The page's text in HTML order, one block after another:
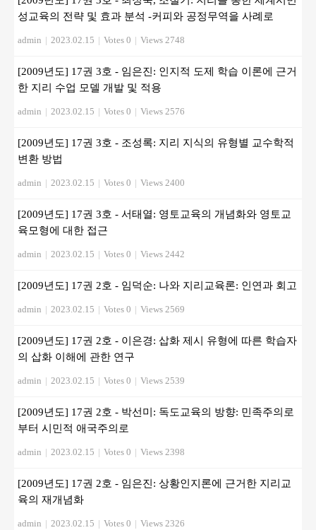
성교육의 전략 및 효과 분석 -커피와 공정무역을 사례로
admin | 2023.02.15 | Votes 0 | Views 2748
[2009년도] 17권 3호 - 임은진: 인지적 도제 학습 이론에 근거
한 지리 수업 모델 개발 및 적용
admin | 2023.02.15 | Votes 0 | Views 2576
[2009년도] 17권 3호 - 조성록: 지리 지식의 유형별 교수학적
변환 방법
admin | 2023.02.15 | Votes 0 | Views 2400
[2009년도] 17권 3호 - 서태열: 영토교육의 개념화와 영토교
육모형에 대한 접근
admin | 2023.02.15 | Votes 0 | Views 2442
[2009년도] 17권 2호 - 임덕순: 나와 지리교육론: 인연과 회고
admin | 2023.02.15 | Votes 0 | Views 2569
[2009년도] 17권 2호 - 이은경: 삽화 제시 유형에 따른 학습자
의 삽화 이해에 관한 연구
admin | 2023.02.15 | Votes 0 | Views 2539
[2009년도] 17권 2호 - 박선미: 독도교육의 방향: 민족주의로
부터 시민적 애국주의로
admin | 2023.02.15 | Votes 0 | Views 2398
[2009년도] 17권 2호 - 임은진: 상황인지론에 근거한 지리교
육의 재개념화
admin | 2023.02.15 | Votes 0 | Views 2326